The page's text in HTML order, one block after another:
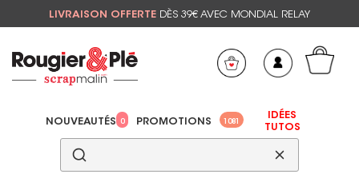
LIVRAISON OFFERTE DÈS 39€ AVEC MONDIAL RELAY
NOUVEAUTÉS 0 PROMOTIONS 1081
IDÉES
TUTOS